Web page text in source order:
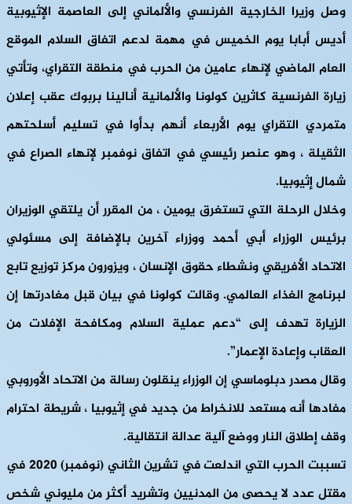
وصل وزيرا الخارجية الفرنسي والألماني إلى العاصمة الإثيوبية
أديس أبابا يوم الخميس في مهمة لدعم اتفاق السلام الموقع
العام الماضي لإنهاء عامين من الحرب في منطقة التقراي، وتأتي
زيارة الفرنسية كاثرين كولونا والألمانية أنالينا بربوك عقب إعلان
متمردي التقراي يوم الأربعاء أنهم بدأوا في تسليم أسلحتهم
الثقيلة ، وهو عنصر رئيسي في اتفاق نوفمبر لإنهاء الصراع في
شمال إثيوبيا.
وخلال الرحلة التي تستغرق يومين ، من المقرر أن يلتقي الوزيران
برئيس الوزراء أبي أحمد ووزراء آخرين بالإضافة إلى مسئولي
الاتحاد الأفريقي ونشطاء حقوق الإنسان ، ويزورون مركز توزيع تابع
لبرنامج الغذاء العالمي. وقالت كولونا في بيان قبل مغادرتها إن
الزيارة تهدف إلى “دعم عملية السلام ومكافحة الإفلات من
العقاب وإعادة الإعمار”.
وقال مصدر دبلوماسي إن الوزراء ينقلون رسالة من الاتحاد الأوروبي
مفادها أنه مستعد للانخراط من جديد في إثيوبيا ، شريطة احترام
وقف إطلاق النار ووضع آلية عدالة انتقالية.
تسببت الحرب التي اندلعت في تشرين الثاني (نوفمبر) 2020 في
مقتل عدد لا يحصى من المدنيين وتشريد أكثر من مليوني شخص